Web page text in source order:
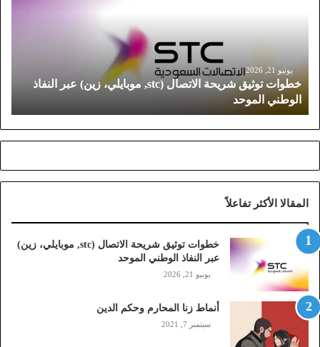
و
ش
ر
ل
ا
ت
ص
ل
(
s
يونيو 21, 2026
خطوات توثيق شريحة الاتصال (stc, موبايلي، زين) عبر النفاذ
الوطني الموحد
المقالا الأكثر تفاعلاً
خطوات توثيق شريحة الاتصال (stc, موبايلي، زين)
عبر النفاذ الوطني الموحد
يونيو 21, 2026
أنماط زنا المحارم وحكم الدين
سبتمبر 7, 2021